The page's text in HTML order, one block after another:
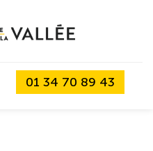
01 34 70 89 43